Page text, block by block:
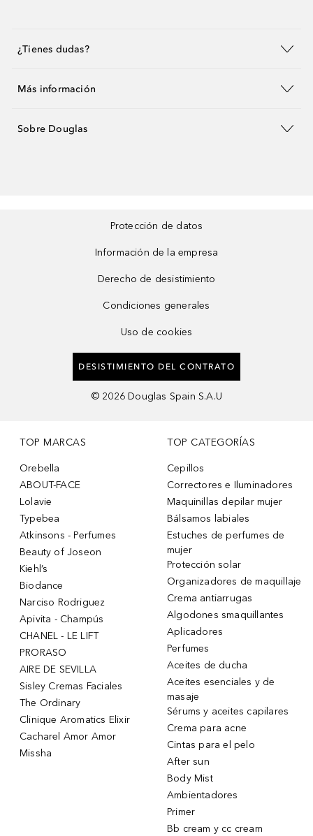
¿Tienes dudas?
Más información
Sobre Douglas
Protección de datos
Información de la empresa
Derecho de desistimiento
Condiciones generales
Uso de cookies
DESISTIMIENTO DEL CONTRATO
© 2026 Douglas Spain S.A.U
TOP MARCAS
Orebella
ABOUT-FACE
Lolavie
Typebea
Atkinsons - Perfumes
Beauty of Joseon
Kiehl’s
Biodance
Narciso Rodriguez
Apivita - Champús
CHANEL - LE LIFT
PRORASO
AIRE DE SEVILLA
Sisley Cremas Faciales
The Ordinary
Clinique Aromatics Elixir
Cacharel Amor Amor
Missha
TOP CATEGORÍAS
Cepillos
Correctores e Iluminadores
Maquinillas depilar mujer
Bálsamos labiales
Estuches de perfumes de
mujer
Protección solar
Organizadores de maquillaje
Crema antiarrugas
Algodones smaquillantes
Aplicadores
Perfumes
Aceites de ducha
Aceites esenciales y de
masaje
Sérums y aceites capilares
Crema para acne
Cintas para el pelo
After sun
Body Mist
Ambientadores
Primer
Bb cream y cc cream